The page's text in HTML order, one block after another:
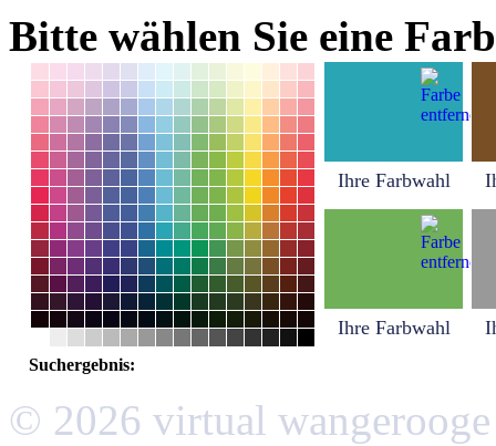
Bitte wählen Sie eine
Ihre Farbwahl
Ihre Farbwahl
Suchergebnis:
© 2026 virtual wangerooge